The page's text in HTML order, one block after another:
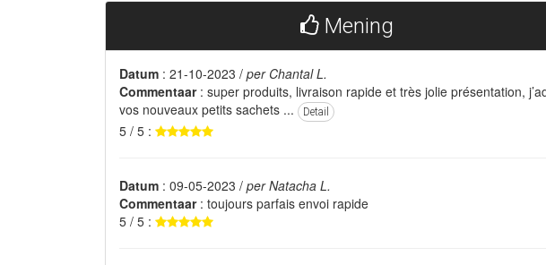
Mening
Datum : 21-10-2023 / per Chantal L.
Commentaar: super produits, livraison rapide et très jolie présentation,
vos nouveaux petits sachets ...
Detail
5 / 5 :
Datum : 09-05-2023 / per Natacha L.
Commentaar: toujours parfais envoi rapide
5 / 5 :